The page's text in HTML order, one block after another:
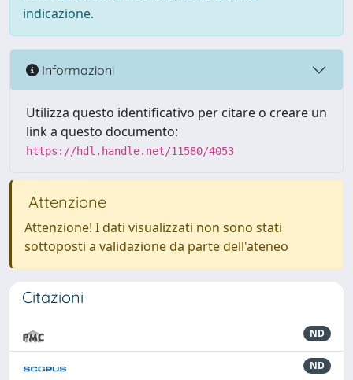
indicazione.
Informazioni
Utilizza questo identificativo per citare o creare un
link a questo documento:
https://hdl.handle.net/11580/4053
Attenzione
Attenzione! I dati visualizzati non sono stati
sottoposti a validazione da parte dell'ateneo
Citazioni
ND
ND